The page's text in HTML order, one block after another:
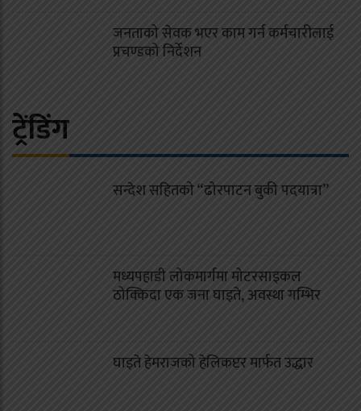
जनताको सेवक भएर काम गर्न कर्मचारीलाई
प्रचण्डको निर्देशन
ट्रेंडिंग
सन्देश सहितको “ढोरपाटन बुकी पदयात्रा”
मध्यपहाडी लोकमार्गमा मोटरसाइकल
ठोक्किदा एक जना घाइते, अवस्था गम्भिर
घाइते हेमराजको हेलिकप्टर मार्फत उद्धार